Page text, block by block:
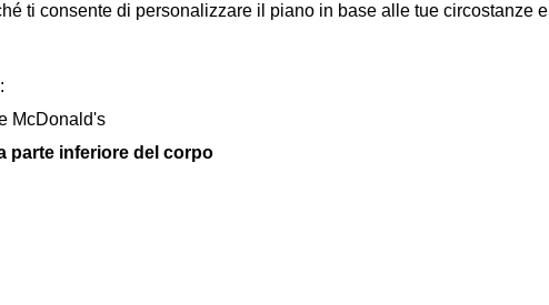
ti consente di personalizzare il piano in base alle tue circostanze e
McDonald's
parte inferiore del corpo